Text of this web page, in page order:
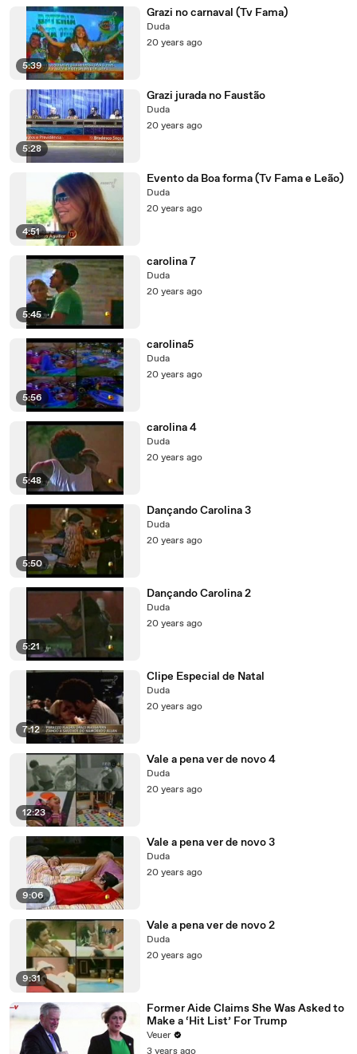
5:39
Grazi no carnaval (Tv Fama)
Duda
20 years ago
5:28
Grazi jurada no Faustão
Duda
20 years ago
4:51
Evento da Boa forma (Tv Fama e Leão)
Duda
20 years ago
5:45
carolina 7
Duda
20 years ago
5:56
carolina5
Duda
20 years ago
5:48
carolina 4
Duda
20 years ago
5:50
Dançando Carolina 3
Duda
20 years ago
5:21
Dançando Carolina 2
Duda
20 years ago
7:12
Clipe Especial de Natal
Duda
20 years ago
12:23
Vale a pena ver de novo 4
Duda
20 years ago
9:06
Vale a pena ver de novo 3
Duda
20 years ago
9:31
Vale a pena ver de novo 2
Duda
20 years ago
Former Aide Claims She Was Asked to
Make a ‘Hit List’ For Trump
Veuer